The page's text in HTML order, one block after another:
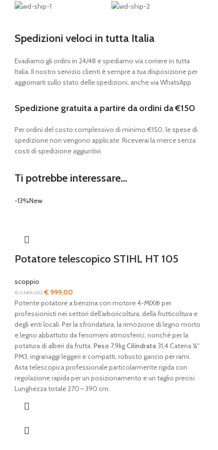
Spedizioni veloci in tutta Italia
Evadiamo gli ordini in 24/48 e spediamo via corriere in tutta
Italia. Il nostro servizio clienti è sempre a tua disposizione per
aggiornarti sullo stato delle spedizioni, anche via WhatsApp.
Spedizione gratuita a partire da ordini da €150
Per ordini del costo complessivo di minimo €150, le spese di
spedizione non vengono applicate. Riceverai la merce senza
costi di spedizione aggiuntivi.
Ti potrebbe interessare…
-13%New
Potatore telescopico STIHL HT 105
scoppio
€1.149,00Il
prezzo
originale
era:
€ 1.149,00.
€ 999,00
prezzo
attuale
è:
€ 999,00.
Potente potatore a benzina con motore 4-MIX® per
professionisti nei settori dell’arboricoltura, della frutticoltura e
degli enti locali. Per la sfrondatura, la rimozione di legno morto
e legno abbattuto da fenomeni atmosferici, nonché per la
potatura di alberi da frutta. Peso 7,9kg Cilindrata31,4 Catena ¼“
PM3, ingranaggi leggeri e compatti, robusto gancio per rami.
Asta telescopica professionale particolarmente rigida con
regolazione rapida per un posizionamento e un taglio precisi.
Lunghezza totale 270 – 390 cm.